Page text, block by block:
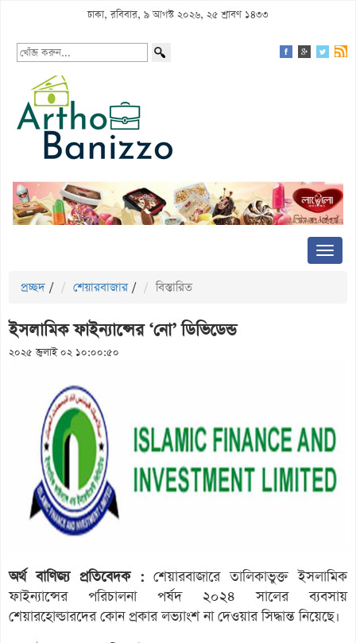
ঢাকা, রবিবার, ৯ আগস্ট ২০২৬, ২৫ শ্রাবণ ১৪৩৩
প্রচ্ছদ / শেয়ারবাজার / বিস্তারিত
ইসলামিক ফাইন্যান্সের ‘নো’ ডিভিডেন্ড
২০২৫ জুলাই ০২ ১০:০০:৫০
অর্থ বাণিজ্য প্রতিবেদক : শেয়ারবাজারে তালিকাভুক্ত ইসলামিক
ফাইন্যান্সের পরিচালনা পর্ষদ ২০২৪ সালের ব্যবসায়
শেয়ারহোল্ডারদের কোন প্রকার লভ্যাংশ না দেওয়ার সিদ্ধান্ত নিয়েছে।